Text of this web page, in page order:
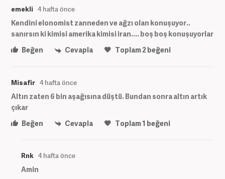
emekli 4 hafta önce
Kendini elonomist zanneden ve ağzı olan konuşuyor..
sanırsın ki kimisi amerika kimisi iran.... boş boş konuşuyorlar
Beğen
Cevapla Toplam2beğeni
Misafir 4 hafta önce
Altın zaten 6 bin aşağısına düştü. Bundan sonra altın artık
çıkar
Beğen
Cevapla Toplam1 beğeni
Rnk 4 hafta önce
Amin